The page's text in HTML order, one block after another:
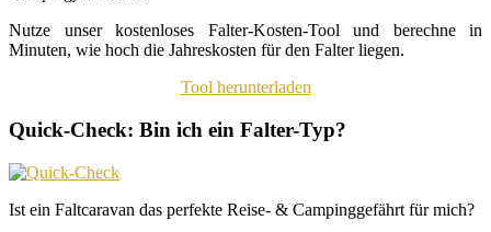
Nutze unser kostenloses Falter-Kosten-Tool und berechne in
Minuten, wie hoch die Jahreskosten für den Falter liegen.
Tool herunterladen
Quick-Check: Bin ich ein Falter-Typ?
Ist ein Faltcaravan das perfekte Reise- & Campinggefährt für mich?